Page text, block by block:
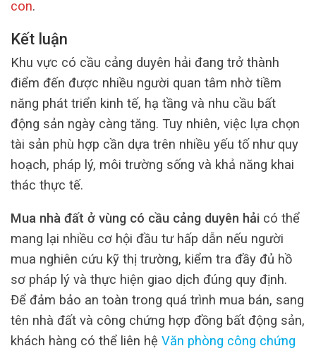
con.
Kết luận
Khu vực có cầu cảng duyên hải đang trở thành
điểm đến được nhiều người quan tâm nhờ tiềm
năng phát triển kinh tế, hạ tầng và nhu cầu bất
động sản ngày càng tăng. Tuy nhiên, việc lựa chọn
tài sản phù hợp cần dựa trên nhiều yếu tố như quy
hoạch, pháp lý, môi trường sống và khả năng khai
thác thực tế.
Mua nhà đất ở vùng có cầu cảng duyên hải có thể
mang lại nhiều cơ hội đầu tư hấp dẫn nếu người
mua nghiên cứu kỹ thị trường, kiểm tra đầy đủ hồ
sơ pháp lý và thực hiện giao dịch đúng quy định.
Để đảm bảo an toàn trong quá trình mua bán, sang
tên nhà đất và công chứng hợp đồng bất động sản,
khách hàng có thể liên hệ Văn phòng công chứng